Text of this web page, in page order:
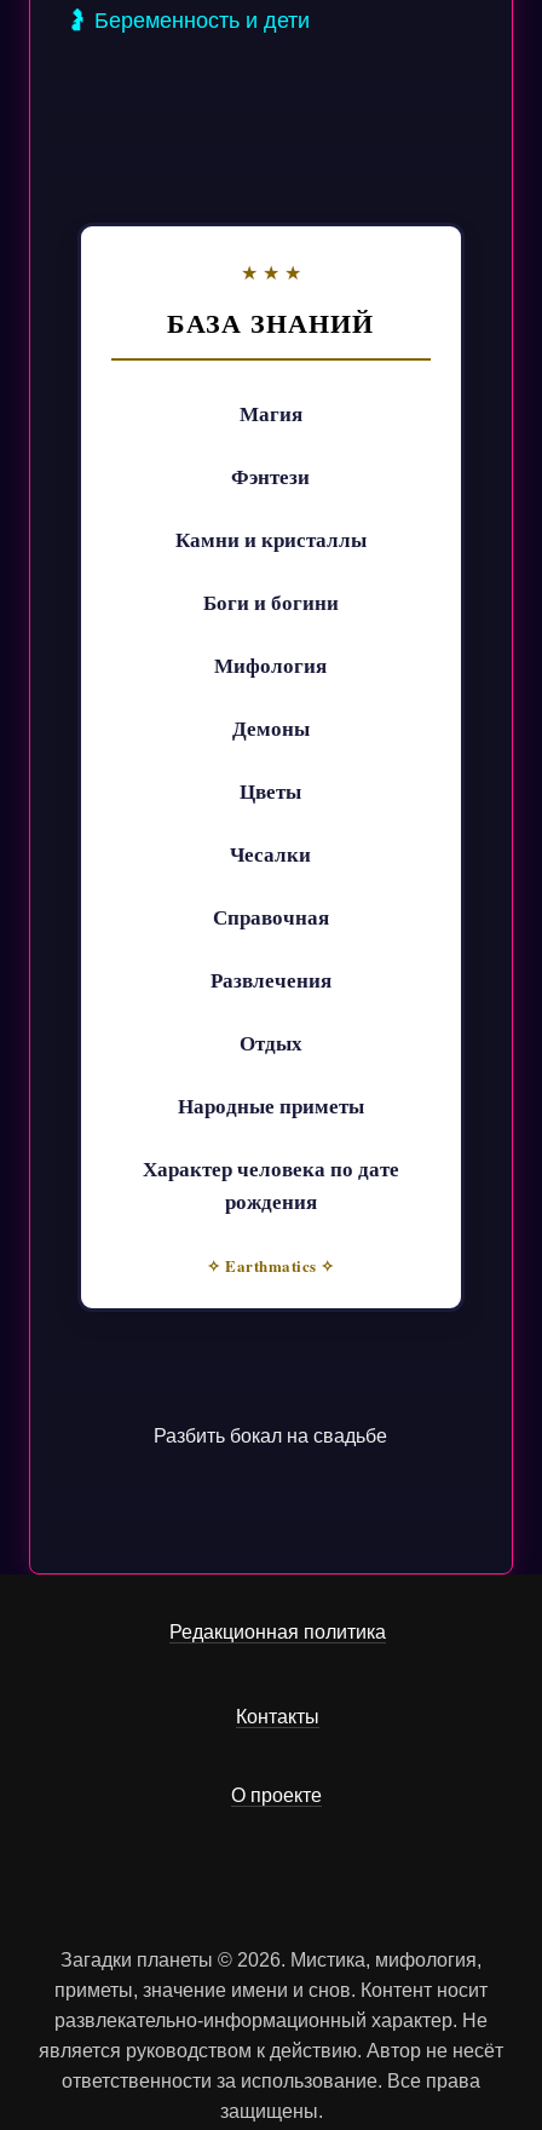
🤰 Беременность и дети
БАЗА ЗНАНИЙ
Магия
Фэнтези
Камни и кристаллы
Боги и богини
Мифология
Демоны
Цветы
Чесалки
Справочная
Развлечения
Отдых
Народные приметы
Характер человека по дате
рождения
✧ Earthmatics ✧
Разбить бокал на свадьбе
Редакционная политика
Контакты
О проекте
Загадки планеты © 2026. Мистика, мифология,
приметы, значение имени и снов. Контент носит
развлекательно-информационный характер. Не
является руководством к действию. Автор не несёт
ответственности за использование. Все права
защищены.